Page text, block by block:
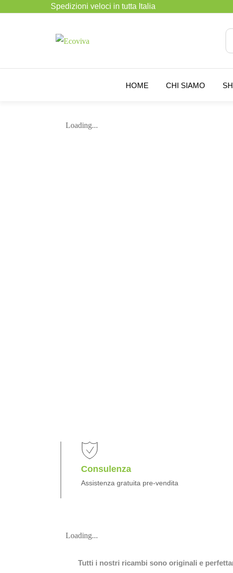
Spedizioni veloci in tutta Italia
HOME CHI SIAMO
Loading...
Consulenza
Assistenza gratuita pre-vendita
Loading...
Tutti i nostri ricambi sono originali e